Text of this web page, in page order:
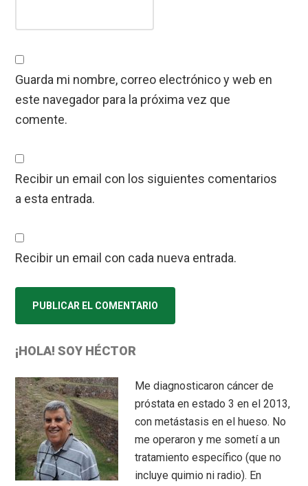
Guarda mi nombre, correo electrónico y web en
este navegador para la próxima vez que
comente.
Recibir un email con los siguientes comentarios
a esta entrada.
Recibir un email con cada nueva entrada.
Primary
Sidebar
¡HOLA! SOY HÉCTOR
Me diagnosticaron cáncer de
próstata en estado 3 en el 2013,
con metástasis en el hueso. No
me operaron y me sometí a un
tratamiento específico (que no
incluye quimio ni radio). En